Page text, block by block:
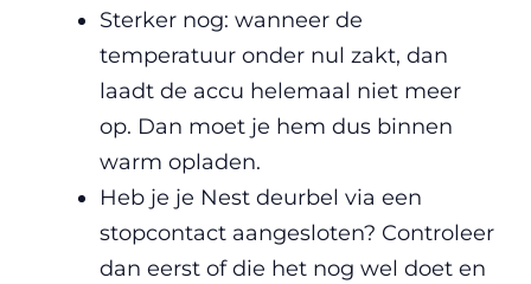
Sterker nog: wanneer de
temperatuur onder nul zakt, dan
laadt de accu helemaal niet meer
op. Dan moet je hem dus binnen
warm opladen.
Heb je je Nest deurbel via een
stopcontact aangesloten? Controleer
dan eerst of die het nog wel doet en